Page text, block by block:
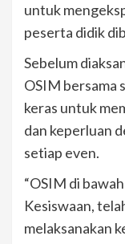
untuk
peserta didik
Sebelum
OSIM bersama
keras untuk
dan keperluan
setiap even.
“OSIM di
Kesiswaan,
melaksanakan